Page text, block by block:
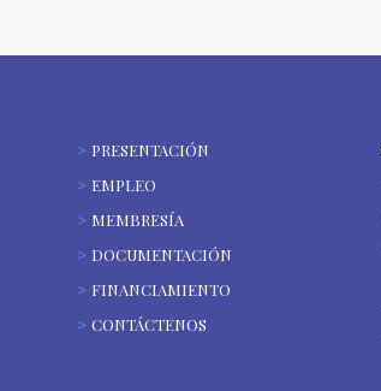
PRESENTACIÓN
EMPLEO
MEMBRESÍA
DOCUMENTACIÓN
FINANCIAMIENTO
CONTÁCTENOS